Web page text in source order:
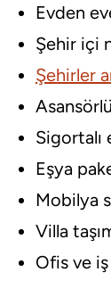
Evden
Şehir içi
Şehirler
Sigortalı
Eşya
Mobilya
Villa
Ofis ve